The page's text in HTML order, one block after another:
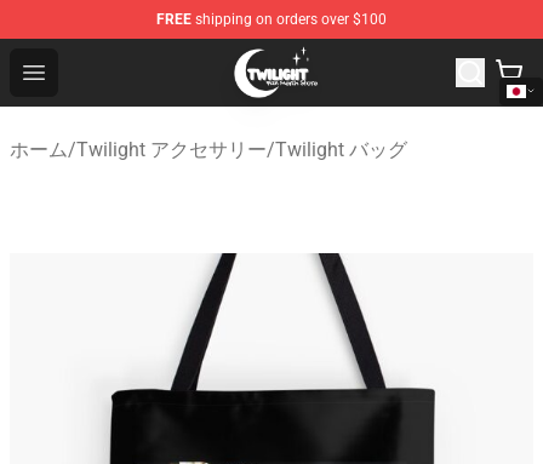
FREE shipping on orders over $100
Open menu
Twilight Store - Official Twilight Merchandise Shop
ホーム/Twilight アクセサリー/Twilight バッグ